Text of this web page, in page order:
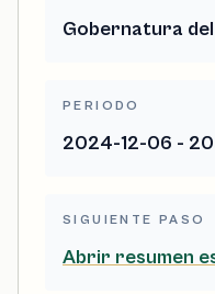
Gobernatura
PERIODO
2024-12-06 -
SIGUIENTE PASO
Abrir resumen